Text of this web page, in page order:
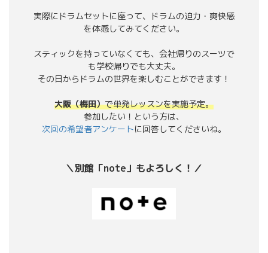
実際にドラムセットに座って、ドラムの迫力・爽快感
を体感してみてください。
スティックを持っていなくても、会社帰りのスーツで
も学校帰りでも大丈夫。
その日からドラムの世界を楽しむことができます！
大阪（梅田）で単発レッスンを実施予定。
参加したい！という方は、
次回の希望者アンケートに回答してくださいね。
＼別館「note」もよろしく！／